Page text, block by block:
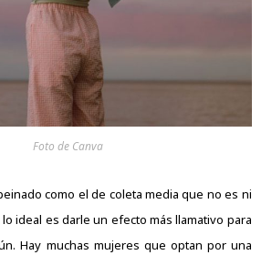
Foto de Canva
como el de coleta media que no es ni
ideal es darle un efecto más llamativo para
Hay muchas mujeres que optan por una